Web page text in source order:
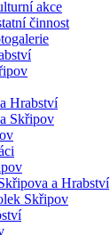
akce
činnost
Hrabství
Skřipov
a Hrabství
Skřipov